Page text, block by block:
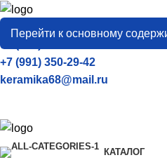
Перейти к основному
город
Тамбов
+7 (906) 657-33-54
+7 (991) 350-29-42
keramika68@mail.ru
КАТАЛОГ